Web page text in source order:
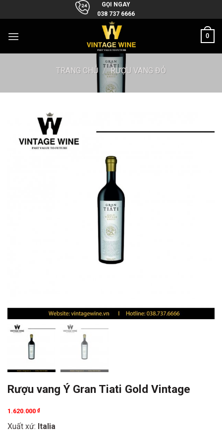
to
GỌI NGAY
038 737 6666
0
TRANG CHỦ / RƯỢU VANG ĐỎ
Rượu vang Ý Gran Tiati Gold Vintage
1.620.000 ₫
Xuất xứ: Italia